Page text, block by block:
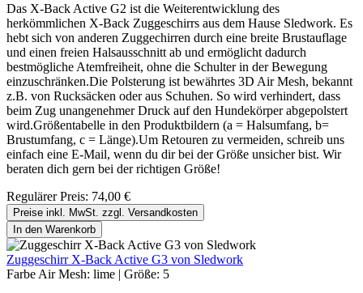
Das X-Back Active G2 ist die Weiterentwicklung des
herkömmlichen X-Back Zuggeschirrs aus dem Hause Sledwork. Es
hebt sich von anderen Zuggechirren durch eine breite Brustauflage
und einen freien Halsausschnitt ab und ermöglicht dadurch
bestmögliche Atemfreiheit, ohne die Schulter in der Bewegung
einzuschränken.Die Polsterung ist bewährtes 3D Air Mesh, bekannt
z.B. von Rucksäcken oder aus Schuhen. So wird verhindert, dass
beim Zug unangenehmer Druck auf den Hundekörper abgepolstert
wird.Größentabelle in den Produktbildern (a = Halsumfang, b=
Brustumfang, c = Länge).Um Retouren zu vermeiden, schreib uns
einfach eine E-Mail, wenn du dir bei der Größe unsicher bist. Wir
beraten dich gern bei der richtigen Größe!
Regulärer Preis: 74,00 €
Preise inkl. MwSt. zzgl. Versandkosten
In den Warenkorb
Zuggeschirr X-Back Active G3 von Sledwork
Farbe Air Mesh: lime | Größe: 5